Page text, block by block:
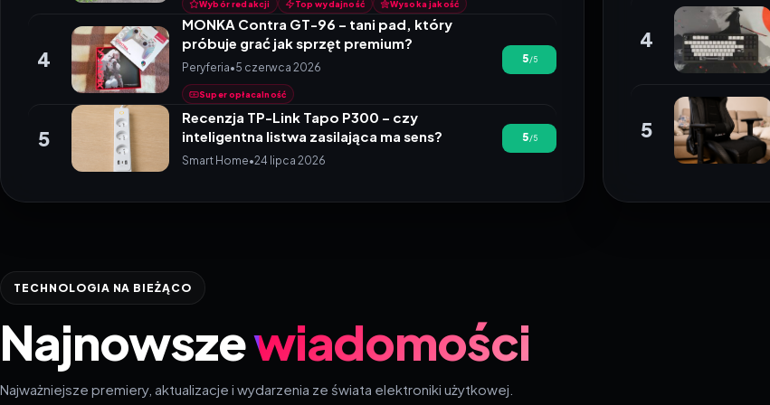
Wybór redakcji Top wydajność Wysoka jakość
4
MONKA Contra GT-96 – tani pad, który
próbuje grać jak sprzęt premium?
Peryferia•5 czerwca 2026
Super opłacalność
5 /5
5 na 5
5
Recenzja TP-Link Tapo P300 – czy
inteligentna listwa zasilająca ma sens?
Smart Home•24 lipca 2026
5 /5
5 na 5
4
5
TECHNOLOGIA NA BIEŻĄCO
Najnowszewiadomości
Najważniejsze premiery, aktualizacje i wydarzenia ze świata elektroniki użytkowej.